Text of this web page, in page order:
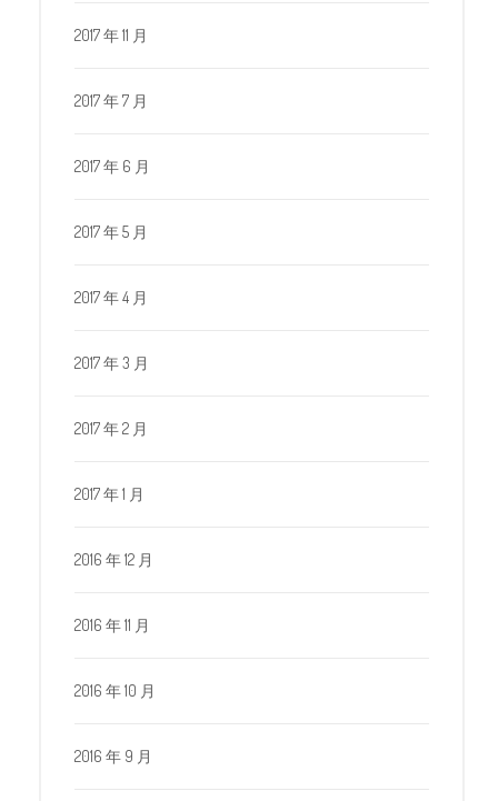
2017 年 11 月
2017 年 7 月
2017 年 6 月
2017 年 5 月
2017 年 4 月
2017 年 3 月
2017 年 2 月
2017 年 1 月
2016 年 12 月
2016 年 11 月
2016 年 10 月
2016 年 9 月